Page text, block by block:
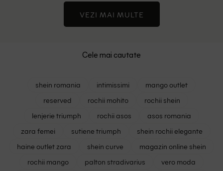
VEZI MAI MULTE
Cele mai cautate
shein romania intimissimi
mango outlet
reserved
rochii mohito
rochii shein
lenjerie triumph
rochii asos
asos romania
zara femei
sutiene triumph
shein rochii elegante
haine outlet zara
shein curve
magazin online shein
rochii mango
palton stradivarius
vero moda